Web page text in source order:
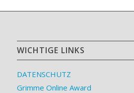
WICHTIGE LINKS
DATENSCHUTZ
Grimme Online Award